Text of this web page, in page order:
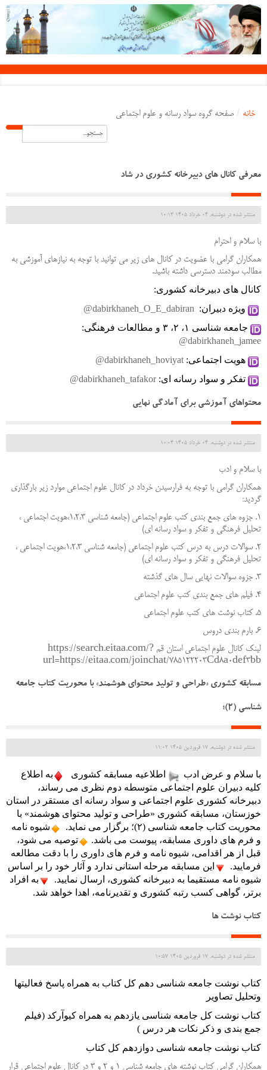
خانه / صفحه گروه سواد رسانه و علوم اجتماعی
معرفی کانال های دبیرخانه کشوری در شاد
منتشر شده در دوشنبه, 04 خرداد 1405 10:13
با سلام و احترام
همکاران گرامی با عضویت در کانال های زیر می توانید با توجه به نیازهای آموزشی به
مطالب سودمند دسترسی داشته باشید.
کانال های دبیرخانه کشوری:
ویژه دبیران: @dabirkhaneh_O_E_dabiran
جامعه شناسی ۱، ۲، ۳ و مطالعات فرهنگی:
@dabirkhaneh_jamee
هویت اجتماعی: @dabirkhaneh_hoviyat
تفکر و سواد رسانه ای: @dabirkhaneh_tafakor
محتواهای آموزشی برای آمادگی نهایی
منتشر شده در دوشنبه, 04 خرداد 1405 10:04
با سلام و ادب
همکاران گرامی با توجه به فرارسیدن خرداد در کانال علوم اجتماعی موارد زیر بارگذاری
گردید:
1. جزوه های جمع بندی کتب علوم اجتماعی (جامعه شناسی 1،2،3،هویت اجتماعی ،
تحلیل فرهنگی و تفکر و سواد رسانه ای)
2. سوالات درس به درس کتب علوم اجتماعی (جامعه شناسی 1،2،3،هویت اجتماعی ،
تحلیل فرهنگی و تفکر و سواد رسانه ای)
3. جزوه سوالات نهایی سال های گذشته
4. فیلم های جمع بندی کتب علوم اجتماعی
5. کتاب نوشت های کتب علوم اجتماعی
6. بارم بندی دروس
لینک کانال علوم اجتماعی استان قم https://search.eitaa.com/?
url=https://eitaa.com/joinchat/785122203Cd8a0def3bb
مسابقه کشوری «طراحی و تولید محتوای هوشمند» با محوریت کتاب جامعه
شناسی (۲)؛
منتشر شده در دوشنبه, 17 فروردين 1405 11:02
با سلام و عرض ادب اطلاعیه مسابقه کشوری
محوریت کتاب جامعه شناسی (۲)؛ برگزار می نماید.
و فرم های داوری مسابقه، پیوست می باشد.
فرمایید.
شیوه نامه مستقیما به دبیرخانه کشوری، ارسال نمایید.
برتر، گواهی کسب رتبه کشوری و تقدیرنامه، اهدا خواهد شد.
کتاب نوشت ها
منتشر شده در دوشنبه, 17 فروردين 1405 10:57
وتحلیل تصاویر
کتاب نوشت کل جامعه شناسی یازدهم
جمع بندی و ذکر نکات هر درس )
کتاب نوشت جامعه شناسی دوازدهم کل کتاب
همکاران گرامی کتاب نوشته های جامعه شناسی 1 و 2 و 3 در کانال علوم اجتماعی قرار